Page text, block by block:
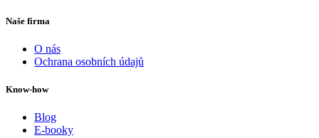
Naše firma
O nás
Ochrana osobních údajů
Know-how
Blog
E-booky